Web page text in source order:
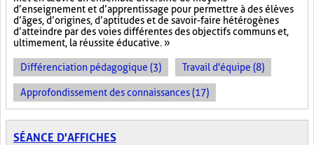
d’enseignement et d’apprentissage pour permettre à des élèves
d’âges, d’origines, d’aptitudes et de savoir-faire hétérogènes
d’atteindre par des voies différentes des objectifs communs et,
ultimement, la réussite éducative. »
Différenciation pédagogique (3) Travail d'équipe (8)
Approfondissement des connaissances (17)
SÉANCE D'AFFICHES